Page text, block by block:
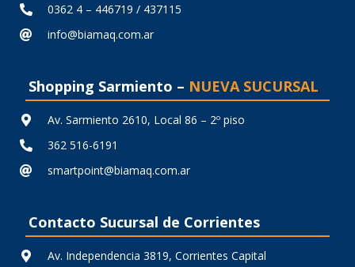
0362 4 – 446719 / 437115
info@biamaq.com.ar
Shopping Sarmiento – NUEVA SUCURSAL
Av. Sarmiento 2610, Local 86 – 2º piso
362 516-6191
smartpoint@biamaq.com.ar
Contacto Sucursal de Corrientes
Av. Independencia 3819, Corrientes Capital